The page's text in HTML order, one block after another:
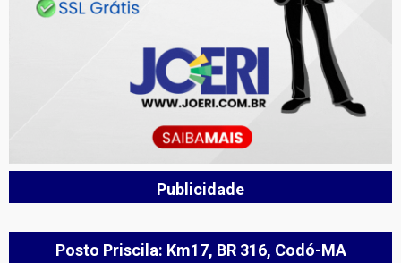
Publicidade
Posto Priscila: Km17, BR 316, Codó-MA